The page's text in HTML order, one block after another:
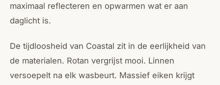
maximaal reflecteren en opwarmen wat er aan
daglicht is.
De tijdloosheid van Coastal zit in de eerlijkheid van
de materialen. Rotan vergrijst mooi. Linnen
versoepelt na elk wasbeurt. Massief eiken krijgt